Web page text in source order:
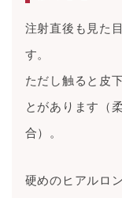
注射直後も見た
す。
ただし触ると皮
とがあります（
合）。
硬めのヒアルロ